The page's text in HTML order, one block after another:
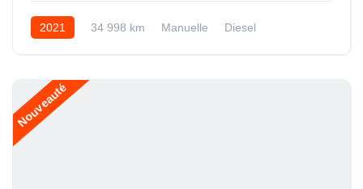
2021 34 998 km Manuelle Diesel
Nouveauté